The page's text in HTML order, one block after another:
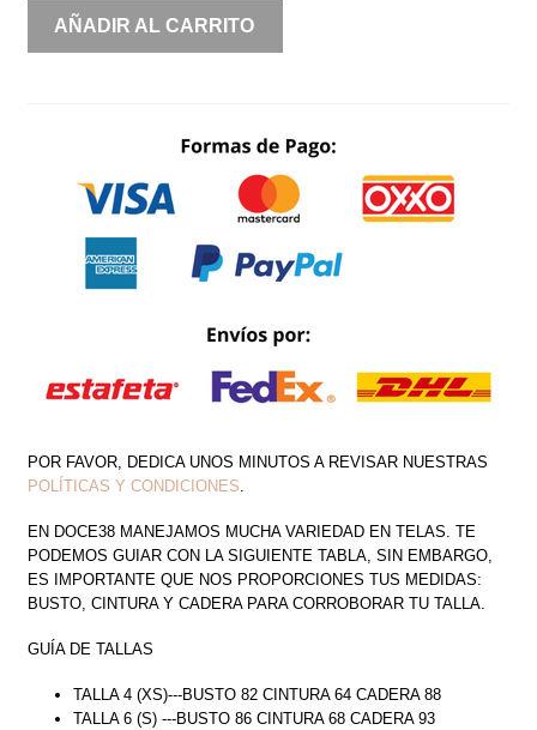
SATIN
STRAPLESS
CANTIDAD
AÑADIR AL CARRITO
POR FAVOR, DEDICA UNOS MINUTOS A REVISAR NUESTRAS
POLÍTICAS Y CONDICIONES
EN DOCE38 MANEJAMOS MUCHA VARIEDAD EN TELAS. TE
PODEMOS GUIAR CON LA SIGUIENTE TABLA, SIN EMBARGO,
ES IMPORTANTE QUE NOS PROPORCIONES TUS MEDIDAS:
BUSTO, CINTURA Y CADERA PARA CORROBORAR TU TALLA.
GUÍA DE TALLAS
TALLA 4 (XS)---BUSTO 82 CINTURA 64 CADERA 88
TALLA 6 (S) ---BUSTO 86 CINTURA 68 CADERA 93